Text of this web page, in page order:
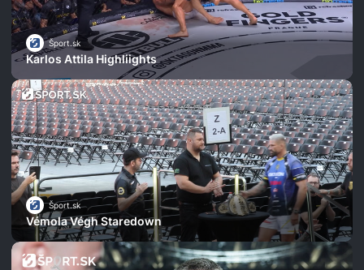
Šport.sk
Karlos Attila Highliights
Šport.sk
Vémola Végh Staredown